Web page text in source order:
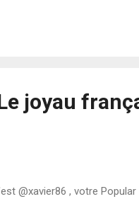
électriques,
centers ont besoin de
joyau
@xavier86 , votre